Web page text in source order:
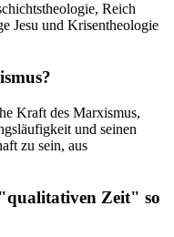
Reich
Jesu und Krisentheologie
Kraft des Marxismus,
und seinen
zu sein, aus
Zeit" so